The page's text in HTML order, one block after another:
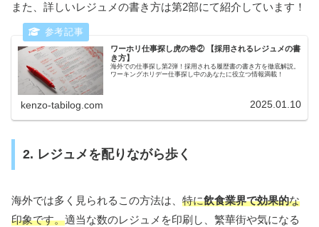
また、詳しいレジュメの書き方は第2部にて紹介しています！
ワーホリ仕事探し虎の巻② 【採用されるレジュメの書
き方】
海外での仕事探し第2弾！採用される履歴書の書き方を徹底解説。
ワーキングホリデー仕事探し中のあなたに役立つ情報満載！
kenzo-tabilog.com 2025.01.10
2. レジュメを配りながら歩く
海外では多く見られるこの方法は、 特に飲食業界で効果的な
印象です。適当な数のレジュメを印刷し、繁華街や気になる